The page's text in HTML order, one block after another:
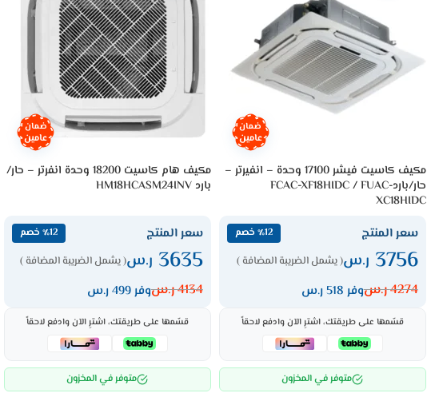
ضمان
عامين
مكيف كاسيت فيشر 17100 وحدة – انفيرتر –
حار/باردFCAC-XF18HIDC / FUAC-
XC18HIDC
سعر المنتج ٪12 خصم
3756 ر.س( يشمل الضريبة المضافة )
4274ر.سوفر 518 ر.س
قسّمها على طريقتك، اشترِ الآن وادفع لاحقاً
متوفر في المخزون
ضمان
عامين
مكيف هام كاسيت 18200 وحدة انفرتر – حار/
بارد HM18HCASM24INV
سعر المنتج ٪12 خصم
3635 ر.س( يشمل الضريبة المضافة )
4134ر.سوفر 499 ر.س
قسّمها على طريقتك، اشترِ الآن وادفع لاحقاً
متوفر في المخزون